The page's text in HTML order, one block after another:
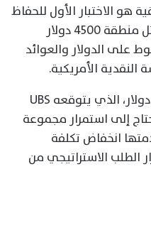
للأوقية هو الاختبار الأول للحفاظ
على المكاسب الأخيرة، بينما تمثل منطقة 4500 دولار
على الدولار والعوائد
الأمريكية.
أما الوصول إلى مستوى 5000 دولار، الذي يتوقعه UBS
الأول من 2027، فيحتاج إلى استمرار مجموعة
انخفاض تكلفة
الطلب الاستراتيجي من